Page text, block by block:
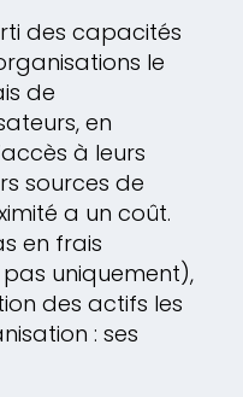
des capacités
le
de
en
à leurs
sources de
a un coût.
en frais
uniquement),
des actifs les
: ses